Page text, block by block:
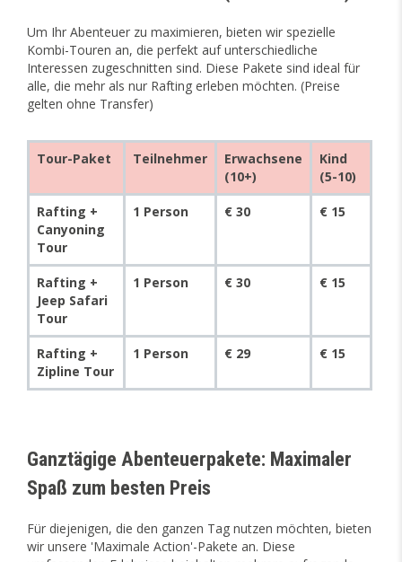
Um Ihr Abenteuer zu maximieren, bieten wir spezielle
Kombi-Touren an, die perfekt auf unterschiedliche
Interessen zugeschnitten sind. Diese Pakete sind ideal für
alle, die mehr als nur Rafting erleben möchten. (Preise
gelten ohne Transfer)
Tour-Paket Teilnehmer
Erwachsene
(10+)
Kind
(5-10)
Rafting +
Canyoning
Tour
1 Person € 30 € 15
Rafting +
Jeep Safari
Tour
1 Person € 30 € 15
Rafting +
Zipline Tour
1 Person € 29 € 15
Ganztägige Abenteuerpakete: Maximaler
Spaß zum besten Preis
Für diejenigen, die den ganzen Tag nutzen möchten, bieten
wir unsere 'Maximale Action'-Pakete an. Diese